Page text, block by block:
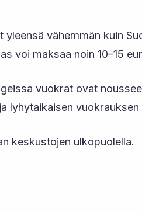
vähemmän kuin
voi maksaa noin 10–15
vuokrat ovat
lyhytaikaisen vuokrauksen
keskustojen ulkopuolella.